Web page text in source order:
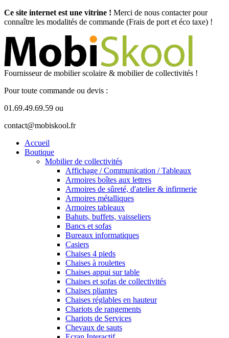
Ce site internet est une vitrine ! Merci de nous contacter pour
connaître les modalités de commande (Frais de port et éco taxe) !
Fournisseur de mobilier scolaire & mobilier de collectivités !
Pour toute commande ou devis :
01.69.49.69.59 ou
contact@mobiskool.fr
Accueil
Boutique
Mobilier de collectivités
Affichage / Communication / Tableaux
Armoires boîtes aux lettres
Armoires de sûreté, d'atelier & infirmerie
Armoires métalliques
Armoires tableaux
Bahuts, buffets, vaisseliers
Bancs et sofas
Bureaux informatiques
Casiers
Chaises 4 pieds
Chaises à roulettes
Chaises appui sur table
Chaises et sofas de collectivités
Chaises pliantes
Chaises réglables en hauteur
Chariots de rangements
Chariots de Services
Chevaux de sauts